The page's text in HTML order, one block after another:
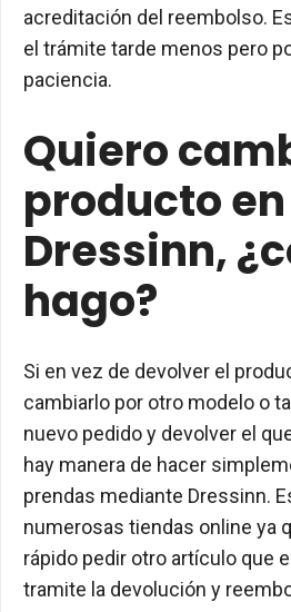
acreditación del reembolso.
el trámite tarde menos pero
paciencia.
Quiero
producto en
Dressinn,
hago?
Si en vez de devolver el
cambiarlo por otro modelo o
nuevo pedido y devolver el
hay manera de hacer
prendas mediante Dressinn.
numerosas tiendas online ya
rápido pedir otro artículo que
tramite la devolución y